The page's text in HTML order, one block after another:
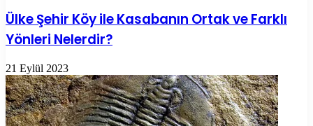
Ülke Şehir Köy ile Kasabanın Ortak ve Farklı
Yönleri Nelerdir?
21 Eylül 2023